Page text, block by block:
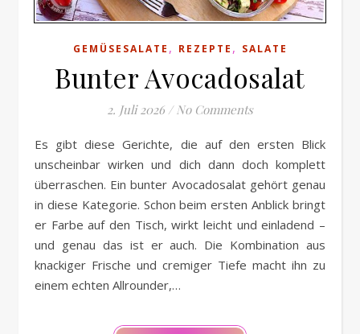
GEMÜSESALATE , REZEPTE , SALATE
Bunter Avocadosalat
2. Juli 2026 / No Comments
Es gibt diese Gerichte, die auf den ersten Blick
unscheinbar wirken und dich dann doch komplett
überraschen. Ein bunter Avocadosalat gehört genau
in diese Kategorie. Schon beim ersten Anblick bringt
er Farbe auf den Tisch, wirkt leicht und einladend –
und genau das ist er auch. Die Kombination aus
knackiger Frische und cremiger Tiefe macht ihn zu
einem echten Allrounder,…